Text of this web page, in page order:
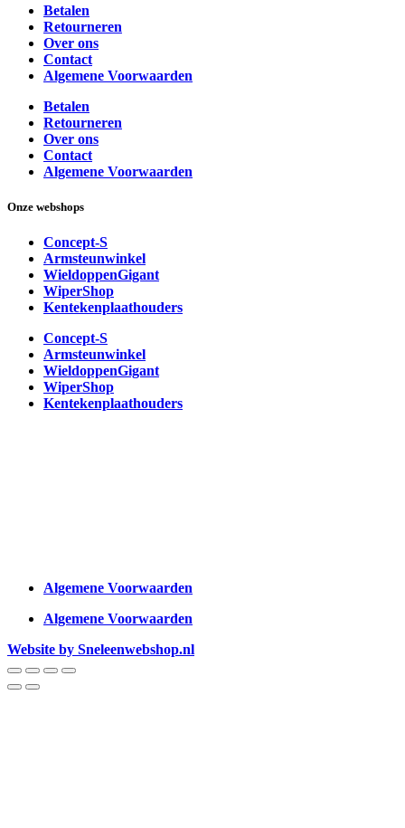
Betalen
Retourneren
Over ons
Contact
Algemene Voorwaarden
Betalen
Retourneren
Over ons
Contact
Algemene Voorwaarden
Onze webshops
Concept-S
Armsteunwinkel
WieldoppenGigant
WiperShop
Kentekenplaathouders
Concept-S
Armsteunwinkel
WieldoppenGigant
WiperShop
Kentekenplaathouders
Algemene Voorwaarden
Algemene Voorwaarden
Website by Sneleenwebshop.nl